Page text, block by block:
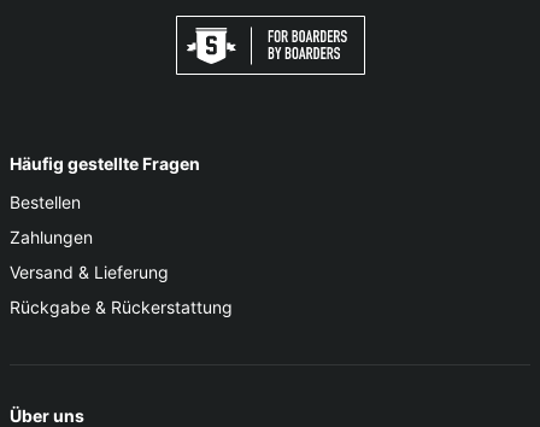
Häufig gestellte Fragen
Bestellen
Zahlungen
Versand & Lieferung
Rückgabe & Rückerstattung
Über uns